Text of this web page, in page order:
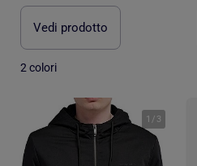
Vedi prodotto
2 colori
1 / 3